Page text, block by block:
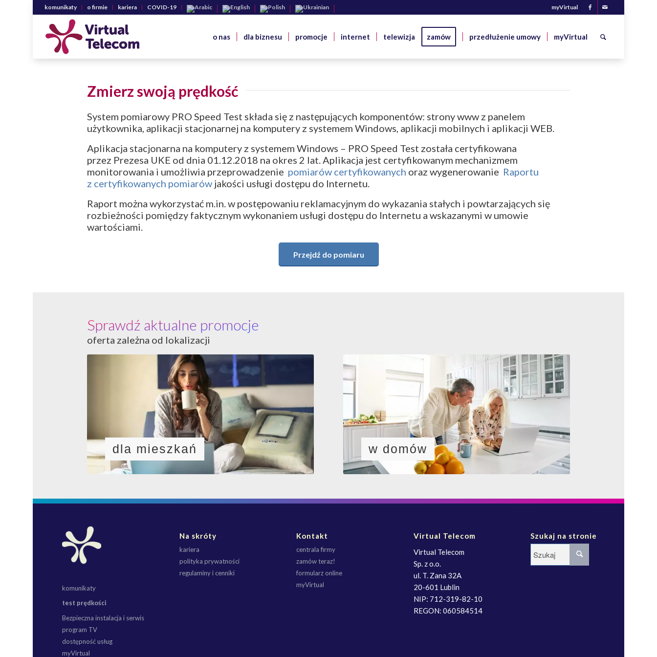
komunikaty o firmie kariera COVID-19 myVirtual
o nas dla biznesu promocje internet telewizja zamów przedłużenie umowy myVirtual
Zmierz swoją prędkość
System pomiarowy PRO Speed Test składa się z następujących komponentów: strony www z panelem
użytkownika, aplikacji stacjonarnej na komputery z systemem Windows, aplikacji mobilnych i aplikacji WEB.
Aplikacja stacjonarna na komputery z systemem Windows – PRO Speed Test została certyfikowana
przez Prezesa UKE od dnia 01.12.2018 na okres 2 lat. Aplikacja jest certyfikowanym mechanizmem
monitorowania i umożliwia przeprowadzenie pomiarów certyfikowanych oraz wygenerowanie Raportu
z certyfikowanych pomiarówjakości usługi dostępu do Internetu.
Raport można wykorzystać m.in. w postępowaniu reklamacyjnym do wykazania stałych i powtarzających się
rozbieżności pomiędzy faktycznym wykonaniem usługi dostępu do Internetu a wskazanymi w umowie
wartościami.
Przejdź do pomiaru
Sprawdź aktualne promocje
oferta zależna od lokalizacji
dla mieszkań w domów
komunikaty
test prędkości
Bezpieczna instalacja i serwis
program TV
dostępność usług
myVirtual
Na skróty
kariera
polityka prywatności
regulaminy i cenniki
Kontakt
centrala firmy
zamów teraz!
formularz online
myVirtual
Virtual Telecom
Virtual Telecom
Sp. z o.o.
ul. T. Zana 32A
20-601 Lublin
NIP: 712-319-82-10
REGON: 060584514
Szukaj na stronie